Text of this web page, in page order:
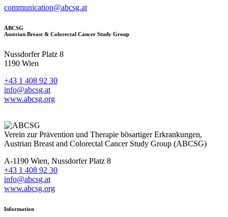
communication@abcsg.at
ABCSG
Austrian Breast & Colorectal Cancer Study Group
Nussdorfer Platz 8
1190 Wien
+43 1 408 92 30
info@abcsg.at
www.abcsg.org
Verein zur Prävention und Therapie bösartiger Erkrankungen,
Austrian Breast and Colorectal Cancer Study Group (ABCSG)
A-1190 Wien, Nussdorfer Platz 8
+43 1 408 92 30
info@abcsg.at
www.abcsg.org
Information